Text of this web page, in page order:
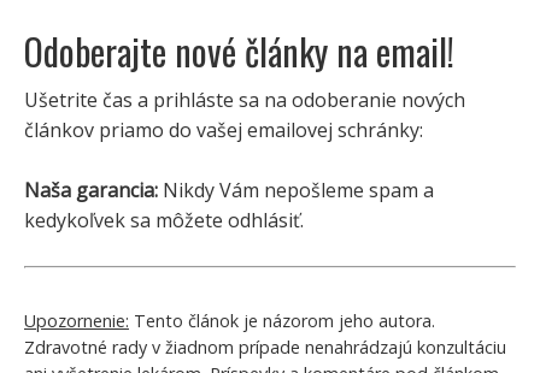
Odoberajte nové články na email!
Ušetrite čas a prihláste sa na odoberanie nových
článkov priamo do vašej emailovej schránky:
Naša garancia: Nikdy Vám nepošleme spam a
kedykoľvek sa môžete odhlásiť.
Upozornenie: Tento článok je názorom jeho autora.
Zdravotné rady v žiadnom prípade nenahrádzajú konzultáciu